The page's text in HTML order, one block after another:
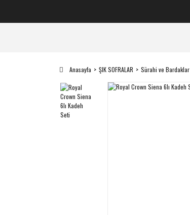
Anasayfa ŞIK SOFRALAR Sürahi ve Bardaklar